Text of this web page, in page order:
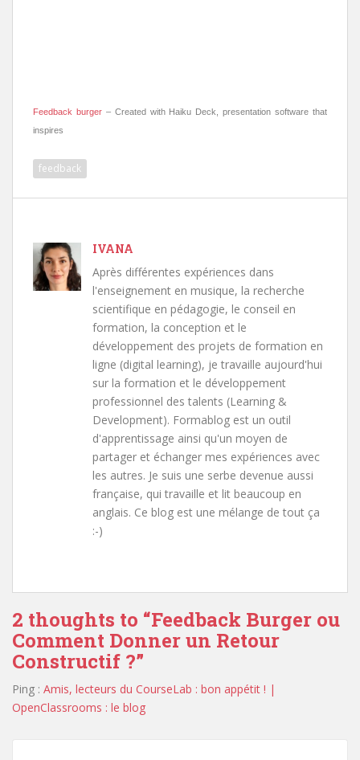
Feedback burger – Created with Haiku Deck, presentation software that
inspires
feedback
IVANA
Après différentes expériences dans
l'enseignement en musique, la recherche
scientifique en pédagogie, le conseil en
formation, la conception et le
développement des projets de formation en
ligne (digital learning), je travaille aujourd'hui
sur la formation et le développement
professionnel des talents (Learning &
Development). Formablog est un outil
d'apprentissage ainsi qu'un moyen de
partager et échanger mes expériences avec
les autres. Je suis une serbe devenue aussi
française, qui travaille et lit beaucoup en
anglais. Ce blog est une mélange de tout ça
:-)
2 thoughts to “Feedback Burger ou
Comment Donner un Retour
Constructif ?”
Ping : Amis, lecteurs du CourseLab : bon appétit ! |
OpenClassrooms : le blog